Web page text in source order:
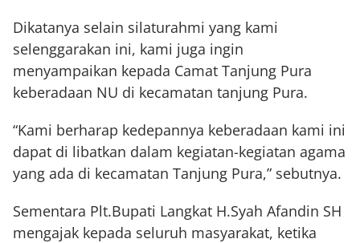
Dikatanya selain silaturahmi yang kami
selenggarakan ini, kami juga ingin
menyampaikan kepada Camat Tanjung Pura
keberadaan NU di kecamatan tanjung Pura.
“Kami berharap kedepannya keberadaan kami ini
dapat di libatkan dalam kegiatan-kegiatan agama
yang ada di kecamatan Tanjung Pura,” sebutnya.
Sementara Plt.Bupati Langkat H.Syah Afandin SH
mengajak kepada seluruh masyarakat, ketika